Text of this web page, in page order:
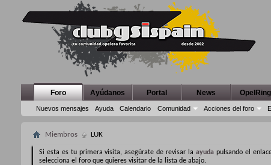
Foro
Nuevos mensajes Ayuda Calendario Comunidad Acciones del foro
Ayúdanos Portal News OpelRing
Miembros LUK
Si esta es tu primera visita, asegúrate de revisar la ayudapulsando el
selecciona el foro que quieres visitar de la lista de abajo.